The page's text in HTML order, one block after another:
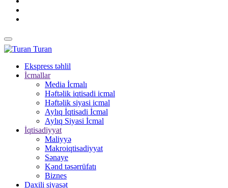
Turan
Ekspress təhlil
İcmallar
Media İcmalı
Həftəlik iqtisadi icmal
Həftəlik siyasi icmal
Aylıq İqtisadi İcmal
Aylıq Siyasi İcmal
İqtisadiyyat
Maliyyə
Makroiqtisadiyyat
Sənaye
Kənd təsərrüfatı
Biznes
Daxili siyasət